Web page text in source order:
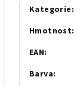
Kategorie:
Hmotnost:
EAN:
Barva: